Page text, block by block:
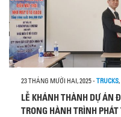
23 THÁNG MƯỜI HAI, 2025- TRUCKS,
LỄ KHÁNH THÀNH DỰ ÁN
TRONG HÀNH TRÌNH